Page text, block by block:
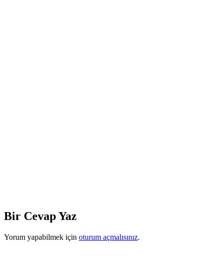
Bir Cevap Yaz
Yorum yapabilmek için oturum açmalısınız.